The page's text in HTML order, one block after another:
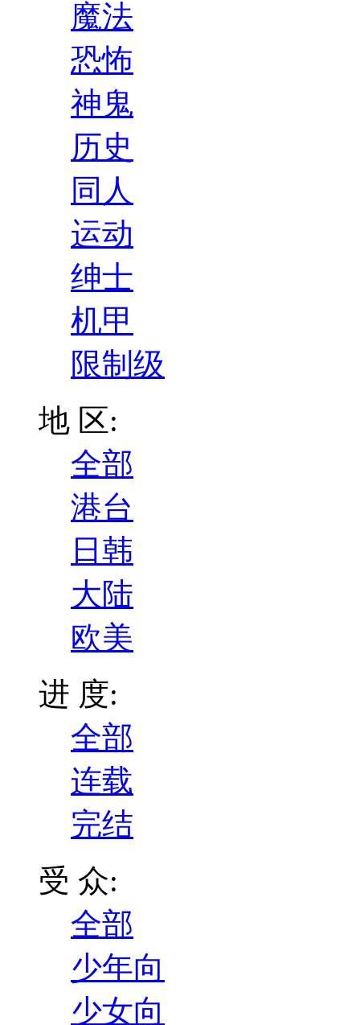
魔法
恐怖
神鬼
历史
同人
运动
绅士
机甲
限制级
地 区:
全部
港台
日韩
大陆
欧美
进 度:
全部
连载
完结
受 众:
全部
少年向
少女向